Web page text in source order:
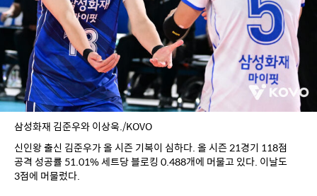
삼성화재 김준우와 이상욱./KOVO
신인왕 출신 김준우가 올 시즌 기복이 심하다. 올 시즌 21경기 118점
공격 성공률 51.01% 세트당 블로킹 0.488개에 머물고 있다. 이날도
3점에 머물렀다.